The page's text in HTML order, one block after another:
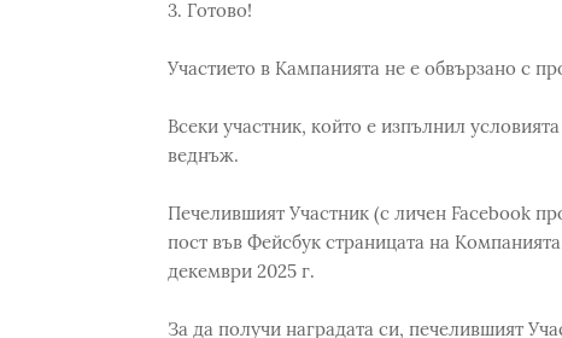
3. Готово!
Участието в Кампанията не е обвързано с
Всеки участник, който е изпълнил
веднъж.
Печелившият Участник (с личен Facebook
пост във Фейсбук страницата на
декември 2025 г.
За да получи наградата си, печелившият